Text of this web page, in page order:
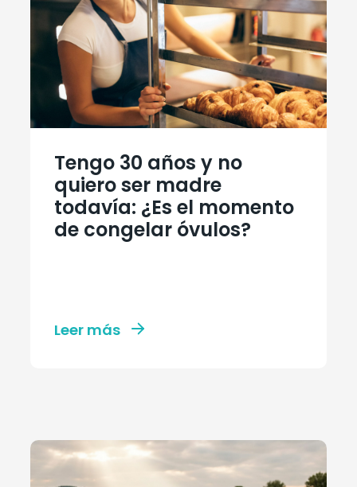
Tengo 30 años y no
quiero ser madre
todavía: ¿Es el momento
de congelar óvulos?
Leer más